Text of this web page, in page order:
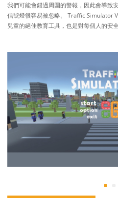
我們可能會錯過周圍的警報，因此會導致
信號燈很容易被忽略。 Traffic Simulator
兒童的絕佳教育工具，也是對每個人的安全